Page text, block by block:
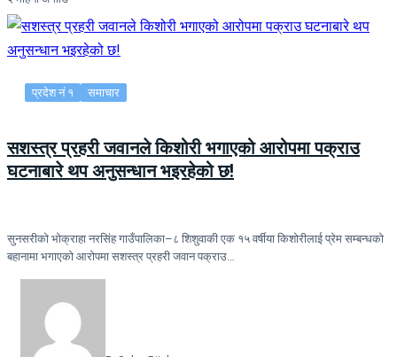
प्रदेश नं १ समाचार
सशस्त्र प्रहरी जवानले किशोरी भगाएको आरोपमा पक्राउ
घटनाबारे थप अनुसन्धान भइरहेको छ!
सुनसरीको भोक्राहा नरसिंह गाउँपालिका–८ शिशुवाकी एक १५ वर्षीया किशोरीलाई प्रेम सम्बन्धको
बहानामा भगाएको आरोपमा सशस्त्र प्रहरी जवान पक्राउ…